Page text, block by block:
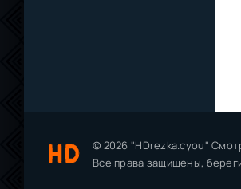
© 2026 "HDrezka.cyou"
Все права защищены,